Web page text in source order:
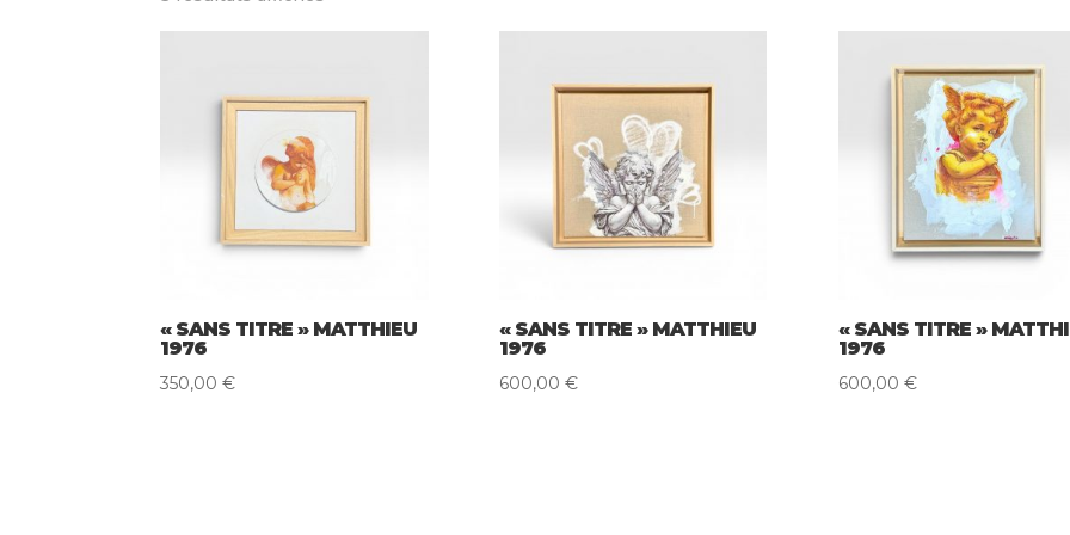
du
récent
« SANS TITRE » MATTHIEU
1976
350,00€
« SANS TITRE » MATTHIEU
1976
600,00 €
« SANS TITRE »
1976
600,00 €